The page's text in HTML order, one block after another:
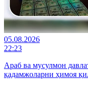
05.08.2026
22:23
Араб ва мусулмон
қадамжоларни ҳимоя